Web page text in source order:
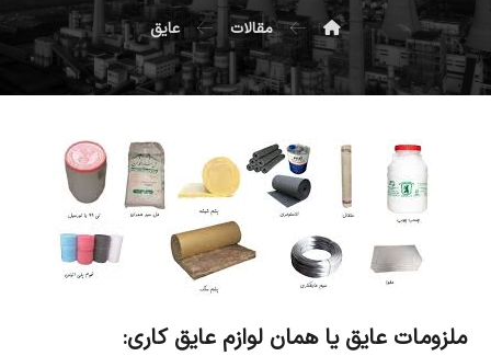
مقالات عایق
ملزومات عایق یا همان لوازم عایق کاری: